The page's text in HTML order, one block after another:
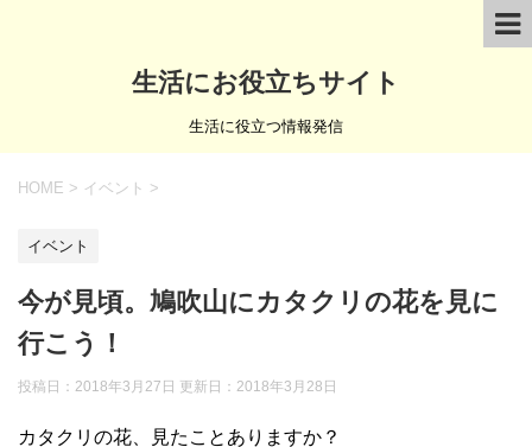
生活にお役立ちサイト
生活に役立つ情報発信
HOME > イベント >
イベント
今が見頃。鳩吹山にカタクリの花を見に
行こう！
投稿日：2018年3月27日 更新日： 2018年3月28日
カタクリの花、見たことありますか？